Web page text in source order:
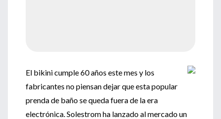
El bikini cumple 60 años este mes y los
fabricantes no piensan dejar que esta popular
prenda de baño se queda fuera de la era
electrónica. Solestrom ha lanzado al mercado un